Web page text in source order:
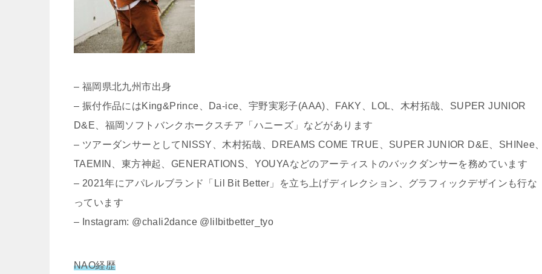
– 福岡県北九州市出身
– 振付作品にはKing&Prince、Da-ice、宇野実彩子(AAA)、FAKY、LOL、木村拓哉、SUPER JUNIOR
D&E、福岡ソフトバンクホークスチア「ハニーズ」などがあります
– ツアーダンサーとしてNISSY、木村拓哉、DREAMS COME TRUE、SUPER JUNIOR D&E、SHINee
TAEMIN、東方神起、GENERATIONS、YOUYAなどのアーティストのバックダンサーを務めています
– 2021年にアパレルブランド「Lil Bit Better」を立ち上げディレクション、グラフィックデザインも行な
っています
– Instagram: @chali2dance @lilbitbetter_tyo
NAO経歴